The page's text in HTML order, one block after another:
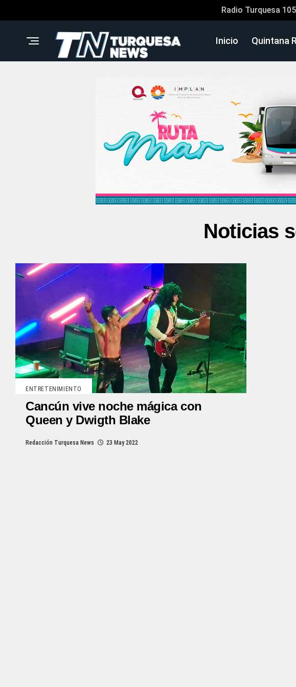
Radio Turquesa
Inicio Quintana
Noticias
ENTRETENIMIENTO
Cancún vive noche mágica con
Queen y Dwigth Blake
Redacción Turquesa News 23 May 2022